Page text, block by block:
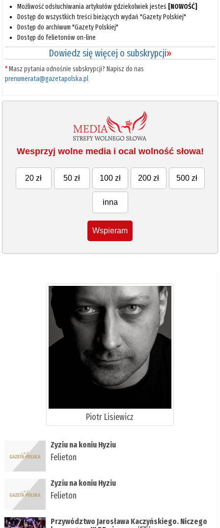
Możliwość odsłuchiwania artykułów gdziekolwiek jesteś [NOWOŚĆ]
Dostęp do wszystkich treści bieżących wydań "Gazety Polskiej"
Dostęp do archiwum "Gazety Polskiej"
Dostęp do felietonów on-line
Dowiedz się więcej o subskrypcji»
*Masz pytania odnośnie subskrypcji? Napisz do nas
prenumerata@gazetapolska.pl
Wesprzyj wolne media i ocal wolność słowa!
20 zł 50 zł 100 zł 200 zł 500 zł
inna
Wspieram
Piotr Lisiewicz
Zyziu na koniu Hyziu
Felieton
Zyziu na koniu Hyziu
Felieton
Przywództwo Jarosława Kaczyńskiego. Niczego